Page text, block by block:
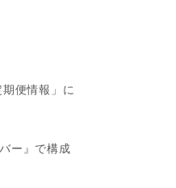
便情報」に
ー』で構成